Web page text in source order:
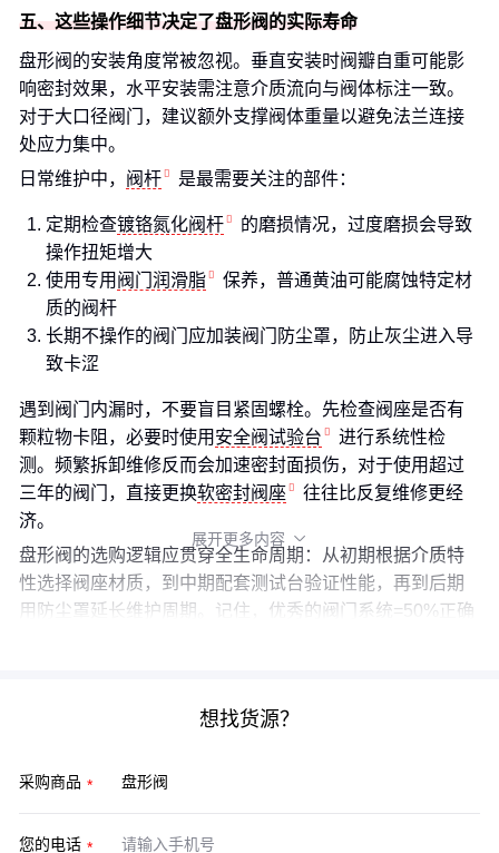
五、这些操作细节决定了盘形阀的实际寿命
盘形阀的安装角度常被忽视。垂直安装时阀瓣自重可能影
响密封效果，水平安装需注意介质流向与阀体标注一致。
对于大口径阀门，建议额外支撑阀体重量以避免法兰连接
处应力集中。
日常维护中， 阀杆 是最需要关注的部件：
定期检查镀铬氮化阀杆
的磨损情况，过度磨损会导致
操作扭矩增大
使用专用 阀门润滑脂
保养，普通黄油可能腐蚀特定材
质的阀杆
长期不操作的阀门应加装阀门防尘罩，防止灰尘进入导
致卡涩
遇到阀门内漏时，不要盲目紧固螺栓。先检查阀座是否有
颗粒物卡阻，必要时使用 安全阀试验台
进行系统性检
测。频繁拆卸维修反而会加速密封面损伤，对于使用超过
三年的阀门，直接更换软密封阀座
往往比反复维修更经
济。
盘形阀的选购逻辑应贯穿全生命周期：从初期根据介质特
性选择阀座材质，到中期配套测试台验证性能，再到后期
用防尘罩延长维护周期。记住，优秀的阀门系统=50%正确
展开更多内容 
想找货源？
采购商品
您的电话